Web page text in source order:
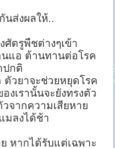
นส่งผลให้..
ตรูพืชต่างๆเข้า
แอ ต้านทานต่อโรค
ปกติ
ตัวยาจะช่วยหยุดโรค
เรานั้นจะยังทรงตัว
จากความเสียหาย
มลงได้ช้า
หากได้รับแต่เฉพาะ